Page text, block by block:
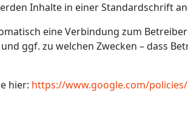
Inhalte in einer Standardschrift
eine Verbindung zum
ggf. zu welchen Zwecken – dass
hier: https://www.google.com/